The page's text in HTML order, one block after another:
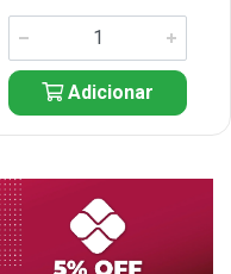
Adicionar